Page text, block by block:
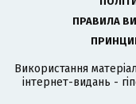
ПРАВИЛА
Використання
інтернет-видань -